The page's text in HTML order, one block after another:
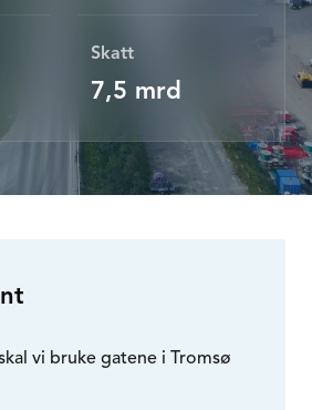
Skatt
7,5 mrd
vi bruke gatene i Tromsø